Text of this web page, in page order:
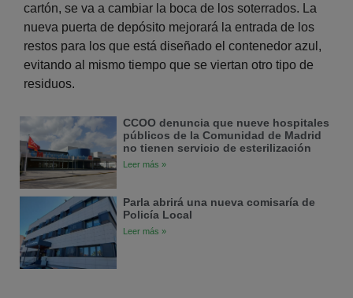
cartón, se va a cambiar la boca de los soterrados. La
nueva puerta de depósito mejorará la entrada de los
restos para los que está diseñado el contenedor azul,
evitando al mismo tiempo que se viertan otro tipo de
residuos.
CCOO denuncia que nueve hospitales
públicos de la Comunidad de Madrid
no tienen servicio de esterilización
Leer más »
Parla abrirá una nueva comisaría de
Policía Local
Leer más »